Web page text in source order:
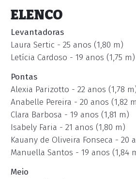
ELENCO
Levantadoras
Laura Sertic - 25 anos (1,80 m)
Letícia Cardoso - 19 anos (1,75 m)
Pontas
Alexia Parizotto - 22 anos (1,78
Anabelle Pereira - 20 anos (1,82
Clara Barbosa - 19 anos (1,81 m)
Isabely Faria - 21 anos (1,80 m)
Kauany de Oliveira Fonseca - 20
Manuella Santos - 19 anos (1,84
Meio